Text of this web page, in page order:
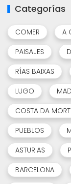
Categorías
COMER A
PAISAJES
RÍAS BAIXAS
LUGO
COSTA DA
PUEBLOS
ASTURIAS
BARCELONA